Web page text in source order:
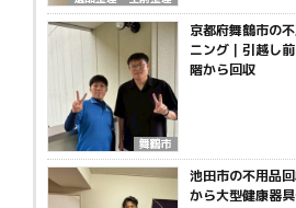
舞鶴市
京都府舞鶴市の
ニング｜引越し
階から回収
池田市の不用品
から大型健康器